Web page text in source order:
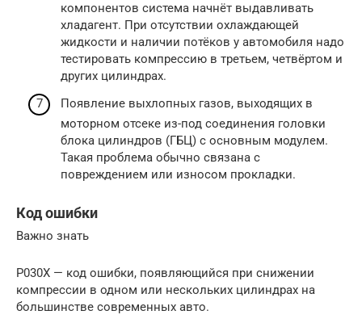
компонентов система начнёт выдавливать
хладагент. При отсутствии охлаждающей
жидкости и наличии потёков у автомобиля надо
тестировать компрессию в третьем, четвёртом и
других цилиндрах.
Появление выхлопных газов, выходящих в
моторном отсеке из-под соединения головки
блока цилиндров (ГБЦ) с основным модулем.
Такая проблема обычно связана с
повреждением или износом прокладки.
Код ошибки
Важно знать
Р030Х — код ошибки, появляющийся при снижении
компрессии в одном или нескольких цилиндрах на
большинстве современных авто.